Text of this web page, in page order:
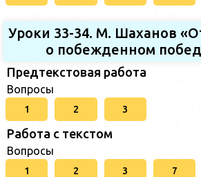
Уроки 33-34. М. Шаханов
о побежденном
Предтекстовая работа
Вопросы
1 2 3
Работа с текстом
Вопросы
1 2 3 7